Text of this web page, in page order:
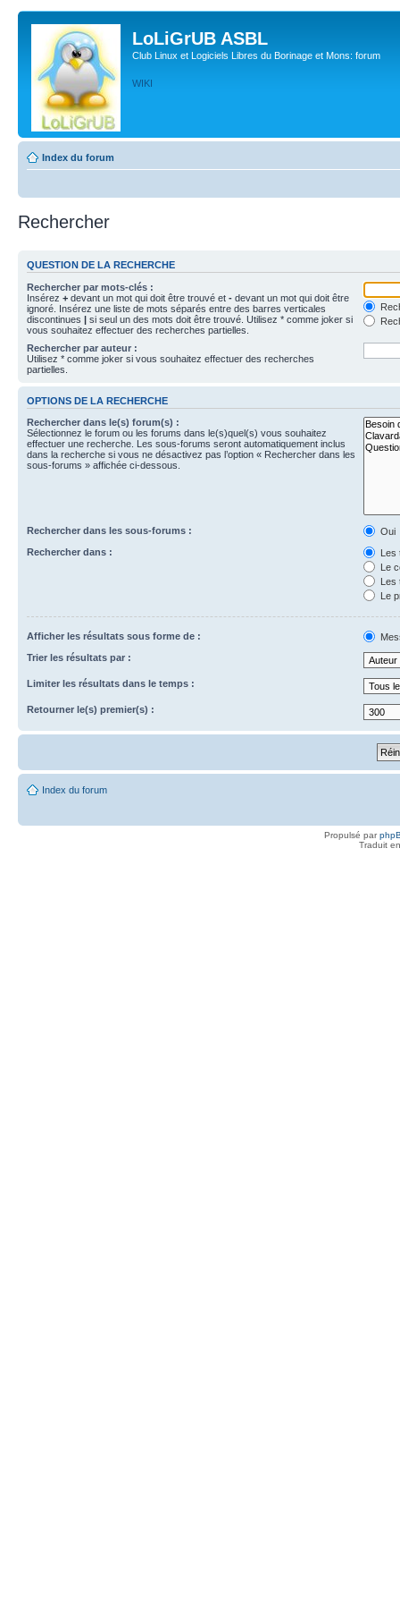
LoLiGrUB ASBL
Club Linux et Logiciels Libres du Borinage et Mons: forum
WIKI
Index du forum
Rechercher
QUESTION DE LA RECHERCHE
Rechercher par mots-clés :
Insérez + devant un mot qui doit être trouvé et - devant un mot qui doit être
ignoré. Insérez une liste de mots séparés entre des barres verticales
discontinues | si seul un des mots doit être trouvé. Utilisez * comme joker si
vous souhaitez effectuer des recherches partielles.
Rechercher par auteur :
Utilisez * comme joker si vous souhaitez effectuer des recherches
partielles.
OPTIONS DE LA RECHERCHE
Rechercher dans le(s) forum(s) :
Sélectionnez le forum ou les forums dans le(s)quel(s) vous souhaitez
effectuer une recherche. Les sous-forums seront automatiquement inclus
dans la recherche si vous ne désactivez pas l’option « Rechercher dans les
sous-forums » affichée ci-dessous.
Rechercher dans les sous-forums :
Oui
Rechercher dans :
Les
Le
Les
Le
Afficher les résultats sous forme de :
Trier les résultats par :
Limiter les résultats dans le temps :
Retourner le(s) premier(s) :
Index du forum
Propulsé par
Traduit